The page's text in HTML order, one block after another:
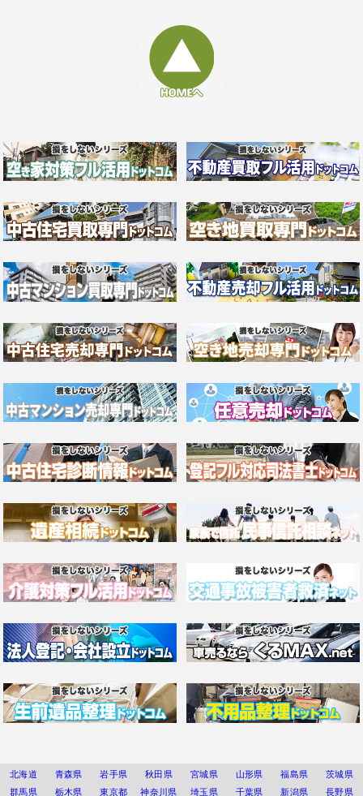
北海道 青森県 岩手県 秋田県 宮城県 山形県 福島県
茨城県
群馬県
栃木県 東京都 神奈川県 埼玉県 千葉県 新潟県 長野県